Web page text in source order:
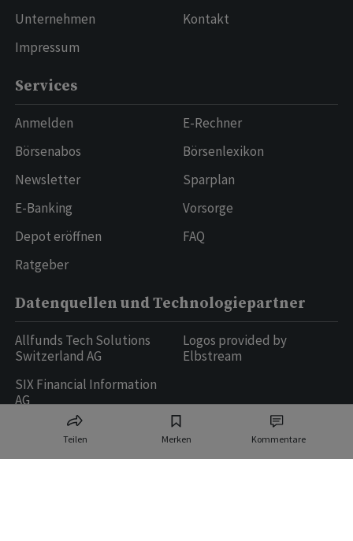
Teilen Merken Kommentare
Unternehmen
Impressum
Kontakt
Services
Anmelden
Börsenabos
Newsletter
E-Banking
Depot eröffnen
Ratgeber
E-Rechner
Börsenlexikon
Sparplan
Vorsorge
FAQ
Datenquellen und Technologiepartner
Allfunds Tech Solutions
Switzerland AG
SIX Financial Information
AG
Logos provided by
Elbstream
Ringier AG | Ringier Medien Schweiz